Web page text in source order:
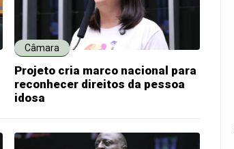
Câmara
Projeto cria marco nacional para
reconhecer direitos da pessoa
idosa